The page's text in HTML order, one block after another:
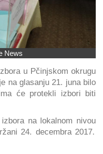
News
u Pčinjskom okrugu
na glasanju 21. juna bilo
će protekli izbori biti
na lokalnom nivou
24. decembra 2017.